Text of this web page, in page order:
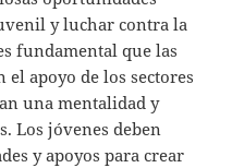
y luchar contra la
fundamental que las
apoyo de los sectores
una mentalidad y
Los jóvenes deben
y apoyos para crear